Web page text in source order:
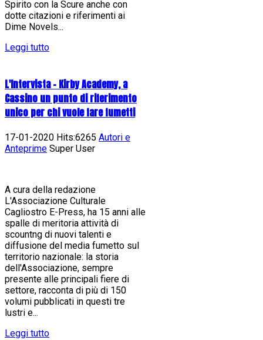
Spirito con la Scure anche con
dotte citazioni e riferimenti ai
Dime Novels...
Leggi tutto
L'Intervista - Kirby Academy, a
Cassino un punto di riferimento
unico per chi vuole fare fumetti
17-01-2020 Hits:6265 Autori e
Anteprime Super User
A cura della redazione
L'Associazione Culturale
Cagliostro E-Press, ha 15 anni alle
spalle di meritoria attività di
scountng di nuovi talenti e
diffusione del media fumetto sul
territorio nazionale: la storia
dell'Associazione, sempre
presente alle principali fiere di
settore, racconta di più di 150
volumi pubblicati in questi tre
lustri e...
Leggi tutto